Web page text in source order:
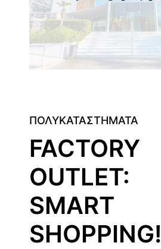
ΠΟΛΥΚΑΤΑΣΤΗΜΑΤΑ
FACTORY
OUTLET:
SMART
SHOPPING!